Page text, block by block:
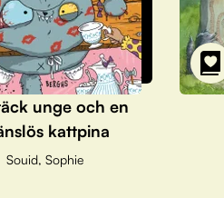
unge och en
kattpina
Souid, Sophie